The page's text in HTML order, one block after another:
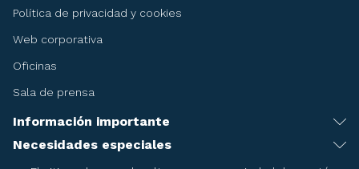
Política de privacidad y cookies
Web corporativa
Oficinas
Sala de prensa
Información importante
Recomendaciones antes de viajar
Necesidades especiales
Servicio de asistencia especial